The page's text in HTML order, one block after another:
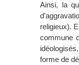
Ainsi, la
religieux).
commune
forme de